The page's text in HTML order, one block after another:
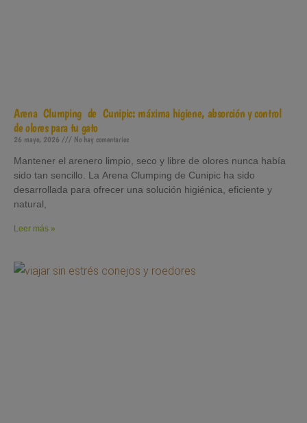
Arena Clumping de Cunipic: máxima higiene, absorción y control
de olores para tu gato
26 mayo, 2026 No hay comentarios
Mantener el arenero limpio, seco y libre de olores nunca había
sido tan sencillo. La Arena Clumping de Cunipic ha sido
desarrollada para ofrecer una solución higiénica, eficiente y
natural,
Leer más »